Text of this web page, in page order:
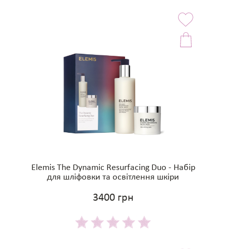
Elemis The Dynamic Resurfacing Duo - Набір
для шліфовки та освітлення шкіри
3400 грн